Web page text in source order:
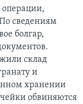
сведениям
болгар,
склад
и
хранении
обвиняются